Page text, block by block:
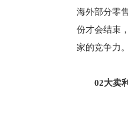
海外部分零
份才会结束
家的竞争力。
02大卖